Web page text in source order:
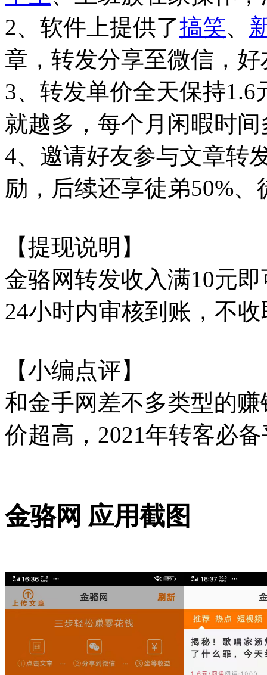
2、软件上提供了搞笑、
章，转发分享至微信，
3、转发单价全天保持
就越多，每个月闲暇时
4、邀请好友参与文章转
励，后续还享徒弟50%、
【提现说明】
金骆网转发收入满10元
24小时内审核到账，不
【小编点评】
和金手网差不多类型的
价超高，2021年转客必
金骆网 应用截图